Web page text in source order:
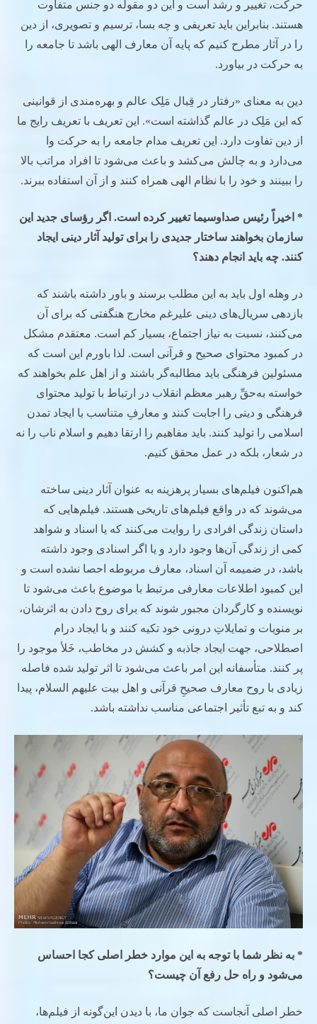
حرکت، تغییر و رشد است و این دو مقوله دو جنس متفاوت
هستند. بنابراین باید تعریفی و چه بسا، ترسیم و تصویری، از دین
را در آثار مطرح کنیم که پایه آن معارف الهی باشد تا جامعه را
به حرکت در بیاورد.
دین به معنای «رفتار در قِبال مَلِک عالم و بهره‌مندی از قوانینی
که این مَلِک در عالم گذاشته است». این تعریف با تعریف رایج ما
از دین تفاوت دارد. این تعریف مدام جامعه را به حرکت وا
می‌دارد و به چالش می‌کشد و باعث می‌شود تا افراد مراتب بالا
را ببینند و خود را با نظام الهی همراه کنند و از آن استفاده ببرند.
* اخیراً رئیس صداوسیما تغییر کرده است. اگر رؤسای جدید این
سازمان بخواهند ساختار جدیدی را برای تولید آثار دینی ایجاد
کنند. چه باید انجام دهند؟
در وهله اول باید به این مطلب برسند و باور داشته باشند که
بازدهی سریال‌های دینی علیرغم مخارج هنگفتی که برای آن
می‌کنند، نسبت به نیاز اجتماع، بسیار کم است. معتقدم مشکل
در کمبود محتوای صحیح و قرآنی است. لذا باورم این است که
مسئولین فرهنگی باید مطالبه‌گر باشند و از اهل علم بخواهند که
خواسته به‌حقِّ رهبر معظم انقلاب در ارتباط با تولید محتوای
فرهنگی و دینی را اجابت کنند و معارفِ متناسب با ایجاد تمدن
اسلامی را تولید کنند. باید مفاهیم را ارتقا دهیم و اسلام ناب را نه
در شعار، بلکه در عمل محقق کنیم.
هم‌اکنون فیلم‌های بسیار پرهزینه به عنوان آثار دینی ساخته
می‌شوند که در واقع فیلم‌های تاریخی هستند. فیلم‌هایی که
داستان زندگی افرادی را روایت می‌کنند که یا اسناد و شواهد
کمی از زندگی آن‌ها وجود دارد و یا اگر اسنادی وجود داشته
باشد، در ضمیمه آن اسناد، معارف مربوطه احصا نشده است و
این کمبود اطلاعات معارفی مرتبط با موضوع باعث می‌شود تا
نویسنده و کارگردان مجبور شوند که برای روح دادن به اثرشان،
بر منویات و تمایلاتِ درونی خود تکیه کنند و با ایجاد درام
اصطلاحی، جهت ایجاد جاذبه و کشش در مخاطب، خَلأ موجود را
پر کنند. متأسفانه این امر باعث می‌شود تا اثر تولید شده فاصله
زیادی با روح معارف صحیحِ قرآنی و اهل بیت علیهم السلام، پیدا
کند و به تبع تأثیر اجتماعی مناسب نداشته باشد.
* به نظر شما با توجه به این موارد خطر اصلی کجا احساس
می‌شود و راه حل رفع آن چیست؟
خطر اصلی آنجاست که جوان ما، با دیدن این‌گونه از فیلم‌ها،